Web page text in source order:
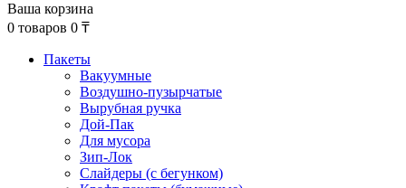
Ваша корзина
0 товаров 0 ₸
Пакеты
Вакуумные
Воздушно-пузырчатые
Вырубная ручка
Дой-Пак
Для мусора
Зип-Лок
Слайдеры (с бегунком)